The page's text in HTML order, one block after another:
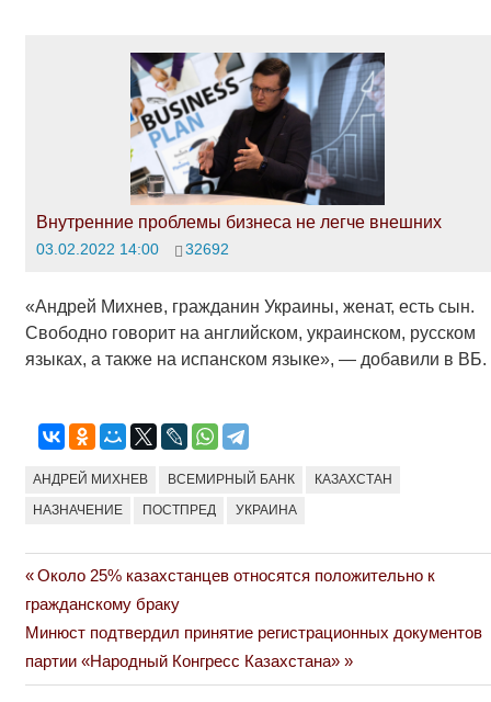
Внутренние проблемы бизнеса не легче внешних
03.02.2022 14:00 32692
«Андрей Михнев, гражданин Украины, женат, есть сын.
Свободно говорит на английском, украинском, русском
языках, а также на испанском языке», — добавили в ВБ.
АНДРЕЙ МИХНЕВ ВСЕМИРНЫЙ БАНК КАЗАХСТАН
НАЗНАЧЕНИЕ ПОСТПРЕД УКРАИНА
Навигация
по
записям
Previous
Post:
Около 25% казахстанцев относятся положительно к
гражданскому браку
Next
Post:
Минюст подтвердил принятие регистрационных документов
партии «Народный Конгресс Казахстана»